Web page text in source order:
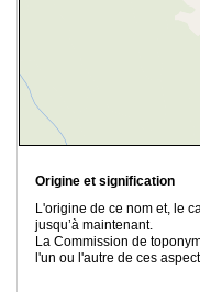
Origine et signification
L'origine de ce nom et, le
jusqu’à maintenant.
La Commission de
l'un ou l'autre de ces